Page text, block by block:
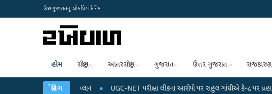
ઉત્તર ગુજરાતનું લોકપ્રિય દૈનિક
હોમ રાષ્ટ્રીય આંતરરાષ્ટ્રીય ગુજરાત ઉત્તર ગુજરાત રાજકારણ
બ્રેકિંગ
રિચાર્જ અને ડેટા પ્લાન UGC-NET પરીક્ષા લીકના આરોપો પર રાહુલ ગાંધીએ કેન્દ્ર પર પ્રહાર કર્યા ●